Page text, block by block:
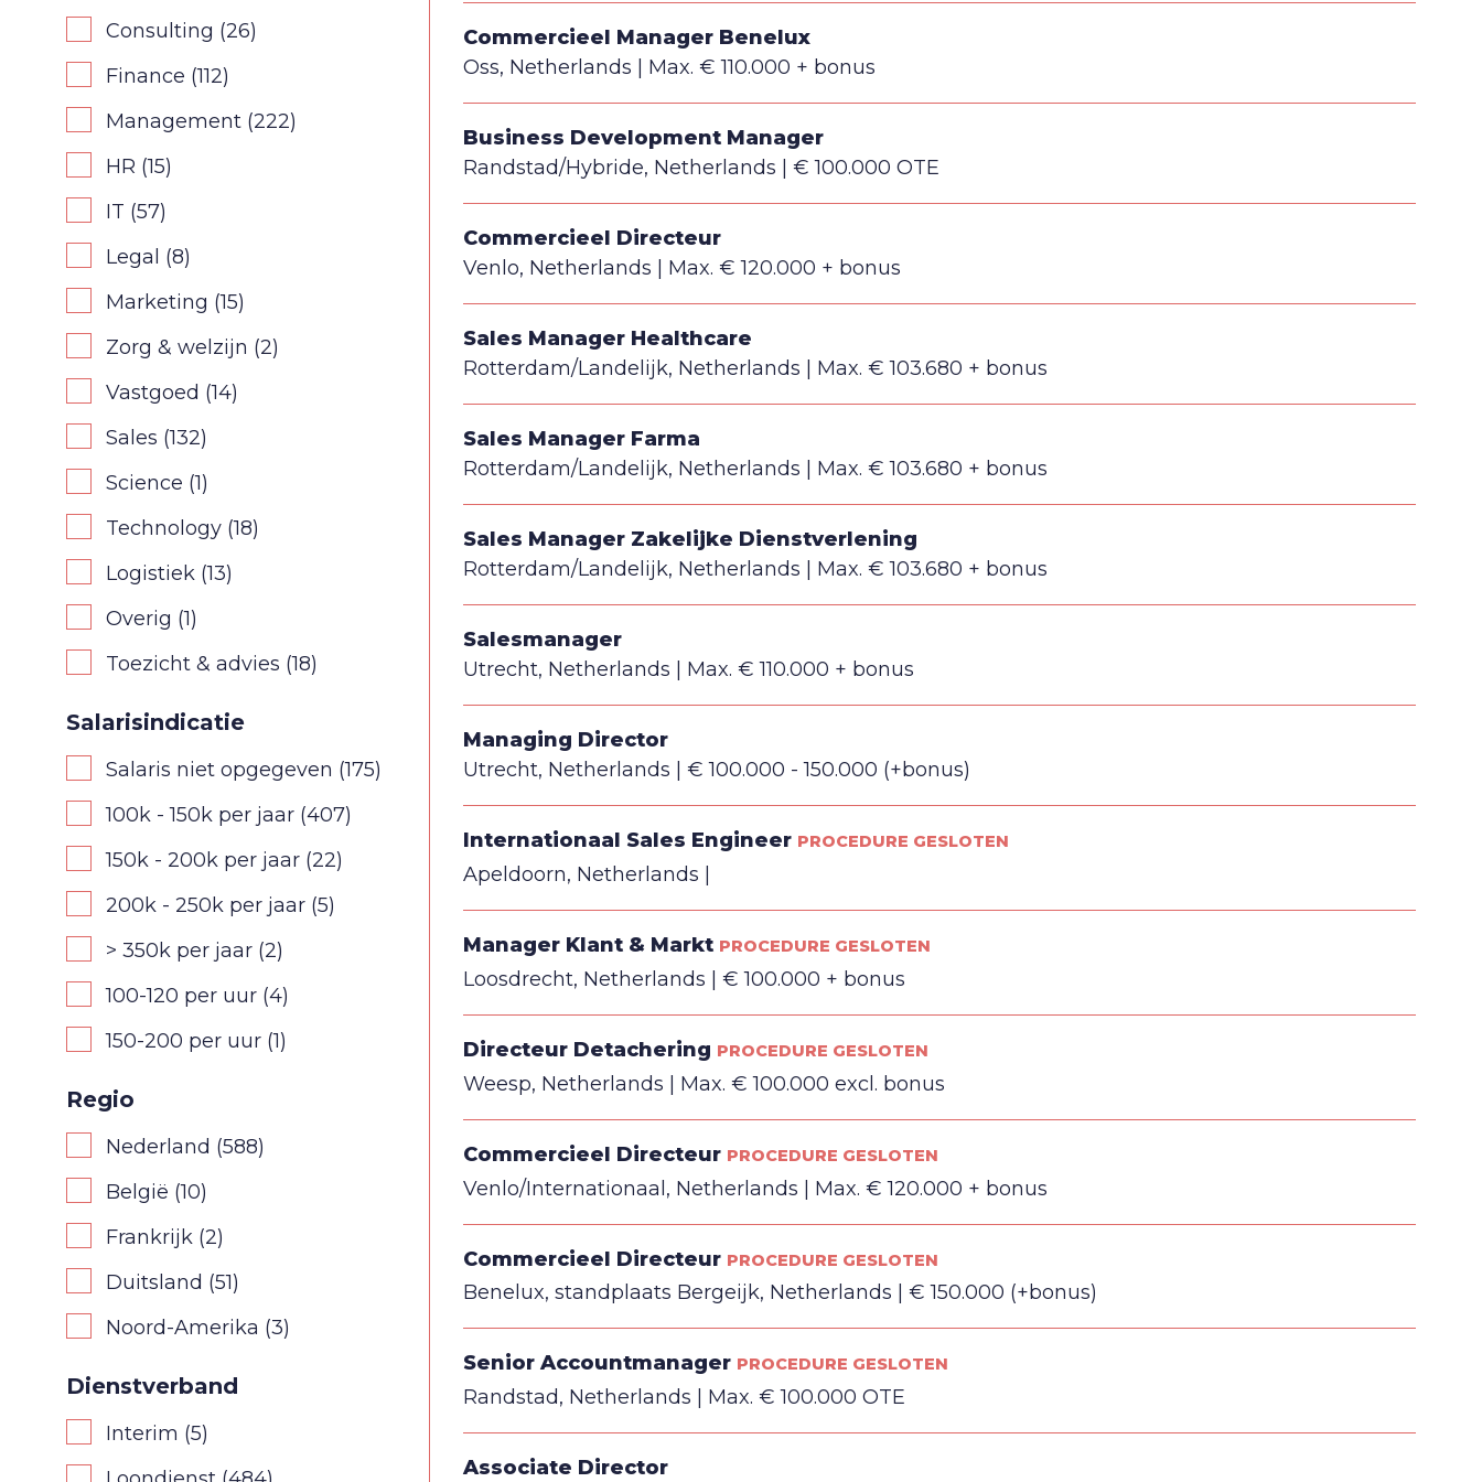
Consulting (26)
Finance (112)
Management (222)
HR (15)
IT (57)
Legal (8)
Marketing (15)
Zorg & welzijn (2)
Vastgoed (14)
Sales (132)
Science (1)
Technology (18)
Logistiek (13)
Overig (1)
Toezicht & advies (18)
Salarisindicatie
Salaris niet opgegeven (175)
100k - 150k per jaar (407)
150k - 200k per jaar (22)
200k - 250k per jaar (5)
> 350k per jaar (2)
100-120 per uur (4)
150-200 per uur (1)
Regio
Nederland (588)
België (10)
Frankrijk (2)
Duitsland (51)
Noord-Amerika (3)
Dienstverband
Interim (5)
Commercieel Manager Benelux
Oss, Netherlands
Max. € 110.000 + bonus
Business Development Manager
Randstad/Hybride, Netherlands
€ 100.000 OTE
Commercieel Directeur
Venlo, Netherlands
Max. € 120.000 + bonus
Sales Manager Healthcare
Rotterdam/Landelijk, Netherlands
Max. € 103.680 + bonus
Sales Manager Farma
Rotterdam/Landelijk, Netherlands
Max. € 103.680 + bonus
Sales Manager Zakelijke Dienstverlening
Rotterdam/Landelijk, Netherlands
Max. € 103.680 + bonus
Salesmanager
Utrecht, Netherlands
Max. € 110.000 + bonus
Managing Director
Utrecht, Netherlands
€ 100.000 - 150.000 (+bonus)
Internationaal Sales Engineer PROCEDURE GESLOTEN
Apeldoorn, Netherlands
Manager Klant & Markt PROCEDURE GESLOTEN
Loosdrecht, Netherlands € 100.000 + bonus
Directeur Detachering PROCEDURE GESLOTEN
Weesp, Netherlands Max. € 100.000 excl. bonus
Commercieel Directeur PROCEDURE GESLOTEN
Venlo/Internationaal, Netherlands Max. € 120.000 + bonus
Commercieel Directeur PROCEDURE GESLOTEN
Benelux, standplaats Bergeijk, Netherlands € 150.000 (+bonus)
Senior Accountmanager PROCEDURE GESLOTEN
Randstad, Netherlands Max. € 100.000 OTE
Associate Director